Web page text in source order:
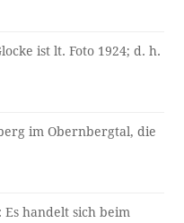
ist lt. Foto 1924; d. h.
im Obernbergtal, die
handelt sich beim